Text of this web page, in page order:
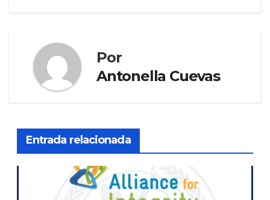
Por
Antonella Cuevas
Entrada relacionada